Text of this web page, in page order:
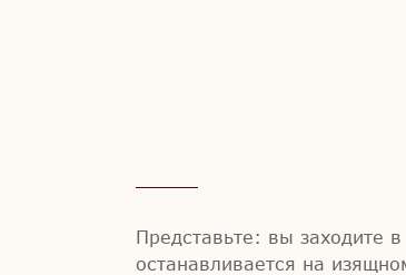
Представьте: вы заходите
останавливается на